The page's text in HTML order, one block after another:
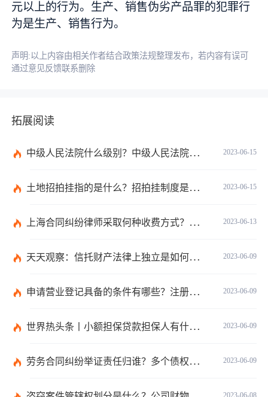
元以上的行为。生产、销售伪劣产品罪的犯罪行
为是生产、销售行为。
声明:以上内容由相关作者结合政策法规整理发布，若内容有误可
通过意见反馈联系删除
拓展阅读
2023-06-15
中级人民法院什么级别？中级人民法院管辖范围_焦点速讯
2023-06-15
土地招拍挂指的是什么？招拍挂制度是什么？
2023-06-13
上海合同纠纷律师采取何种收费方式？经济纠纷律师采取何种收费方式？
2023-06-09
天天观察：信托财产法律上独立是如何理解的？财产权信托的优点有什么？
2023-06-09
申请营业登记具备的条件有哪些？注册公司需要准备哪些材料？
2023-06-09
世界热头条丨小额担保贷款担保人有什么责任？保证合同应当有哪些内容？
2023-06-09
劳务合同纠纷举证责任归谁？多个债权人的债权种类不同的如何清偿？ 全球热头条
2023-06-08